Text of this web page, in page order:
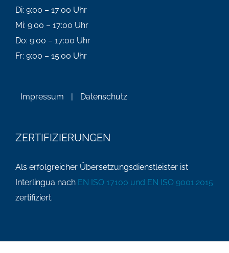
Di: 9:00 – 17:00 Uhr
Mi: 9:00 – 17:00 Uhr
Do: 9:00 – 17:00 Uhr
Fr: 9:00 – 15:00 Uhr
Impressum | Datenschutz
ZERTIFIZIERUNGEN
Als erfolgreicher Übersetzungsdienstleister ist
Interlingua nach EN ISO 17100 und EN ISO 9001:2015
zertifiziert.